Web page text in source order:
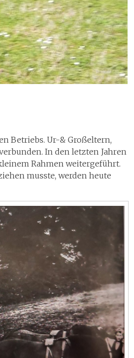
Betriebs. Ur-& Großeltern,
In den letzten Jahren
Rahmen weitergeführt.
musste, werden heute